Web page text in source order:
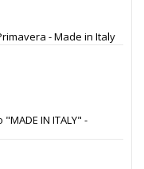
- Made in Italy
IN ITALY" -